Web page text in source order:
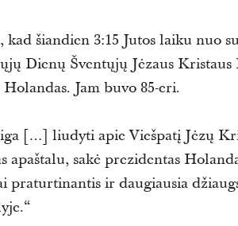
kad šiandien 3:15 Jutos laiku nuo
Dienų Šventųjų Jėzaus
Jam buvo 85-eri.
[…] liudyti apie Viešpatį Jėzų
apaštalu, sakė prezidentas
praturtinantis ir daugiausia